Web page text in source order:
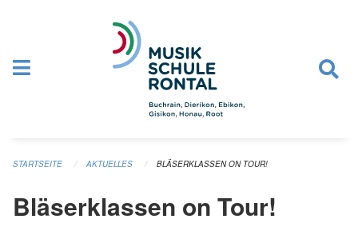
STARTSEITE AKTUELLES BLÄSERKLASSEN ON TOUR!
Bläserklassen on Tour!